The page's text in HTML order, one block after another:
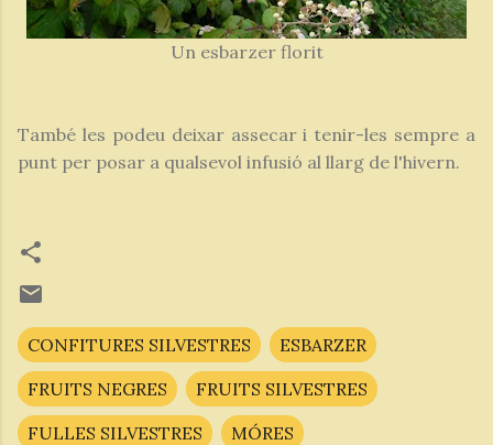
Un esbarzer florit
També les podeu deixar assecar i tenir-les sempre a
punt per posar a qualsevol infusió al llarg de l'hivern.
CONFITURES SILVESTRES
ESBARZER
FRUITS NEGRES
FRUITS SILVESTRES
FULLES SILVESTRES
MÓRES